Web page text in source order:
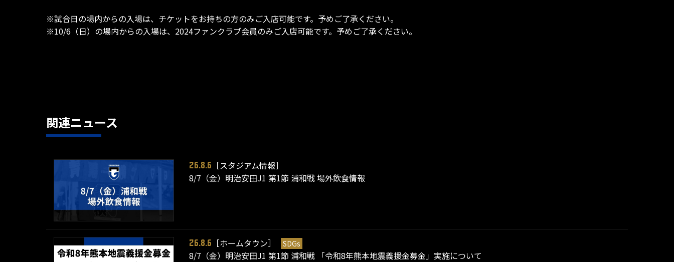
※試合日の場内からの入場は、チケットをお持ちの方のみご入店可能です。予めご了承ください。
※10/6（日）の場内からの入場は、2024ファンクラブ会員のみご入店可能です。予めご了承ください。
関連ニュース
26.8.6
［スタジアム情報］
8/7（金）明治安田J1 第1節 浦和戦 場外飲食情報
26.8.6 ［ホームタウン］ SDGs
8/7（金）明治安田J1 第1節 浦和戦 「令和8年熊本地震義援金募金」実施について